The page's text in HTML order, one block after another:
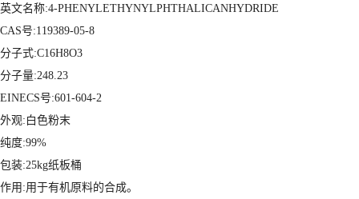
英文名称:4-PHENYLETHYNYLPHTHALICANHYDRIDE
CAS号:119389-05-8
分子式:C16H8O3
分子量:248.23
EINECS号:601-604-2
外观:白色粉末
纯度:99%
包装:25kg纸板桶
作用:用于有机原料的合成。